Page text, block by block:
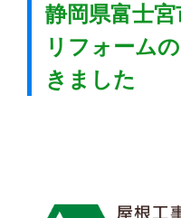
静岡県富士
リフォーム
きました